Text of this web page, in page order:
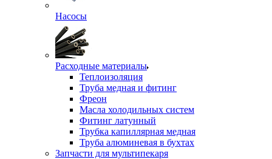
Насосы
Расходные материалы
Теплоизоляция
Труба медная и фитинг
Фреон
Масла холодильных систем
Фитинг латунный
Трубка капиллярная медная
Труба алюминевая в бухтах
Запчасти для мультипекаря